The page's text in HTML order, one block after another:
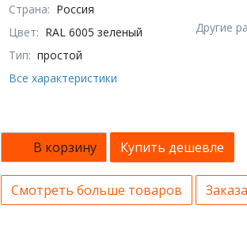
Страна: Россия
Цвет: RAL 6005 зеленый
Тип: простой
Все характеристики
Другие
В корзину Купить дешевле
Смотреть больше товаров